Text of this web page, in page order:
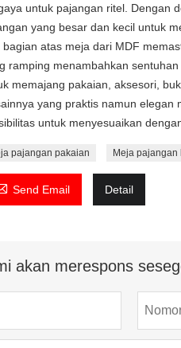
untuk pajangan ritel. Dengan
yang besar dan kecil untuk
bagian atas meja dari MDF
ramping menambahkan
memajang pakaian, aksesori,
yang praktis namun
untuk menyesuaikan
pajangan pakaian Meja pajangan
Send Email Detail
akan merespons